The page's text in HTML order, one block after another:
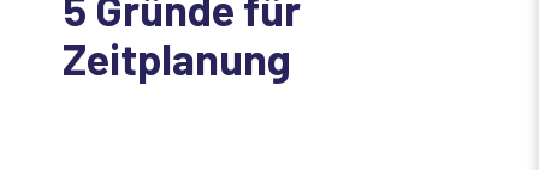
Zeitplanung